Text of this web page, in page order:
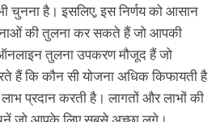
चुनना है। इसलिए, इस निर्णय को आसान
की तुलना कर सकते हैं जो आपकी
तुलना उपकरण मौजूद हैं जो
कि कौन सी योजना अधिक किफायती है
प्रदान करती है। लागतों और लाभों की